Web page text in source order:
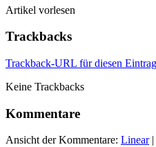
Artikel vorlesen
Trackbacks
Trackback-URL für diesen Eintrag
Keine Trackbacks
Kommentare
Ansicht der Kommentare: Linear|